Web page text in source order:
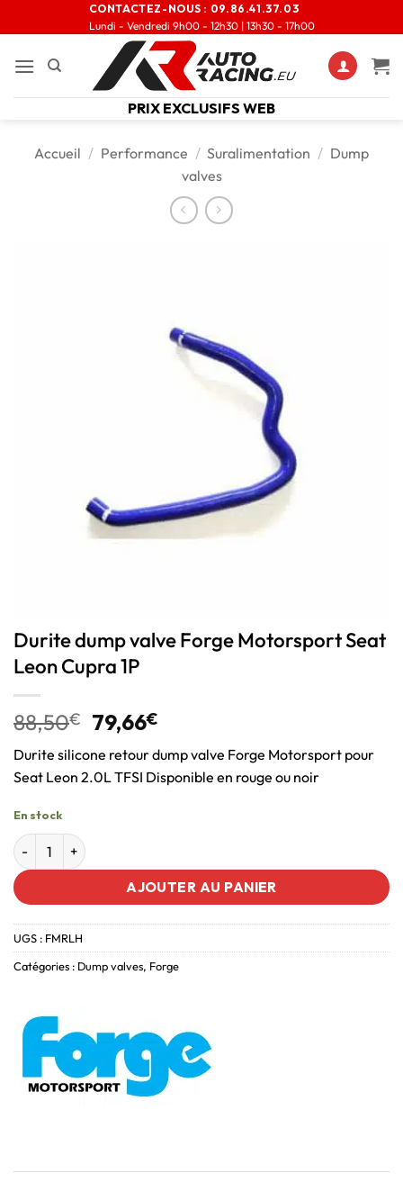
CONTACTEZ-NOUS : 09.86.41.37.03
Lundi - Vendredi 9h00 - 12h30 | 13h30 - 17h00
PRIX EXCLUSIFS WEB
Accueil / Performance / Suralimentation / Dump
valves
Durite dump valve Forge Motorsport Seat
Leon Cupra 1P
88,50€ 79,66€
Durite silicone retour dump valve Forge Motorsport pour
Seat Leon 2.0L TFSI Disponible en rouge ou noir
En stock
AJOUTER AU PANIER
UGS : FMRLH
Catégories : Dump valves, Forge